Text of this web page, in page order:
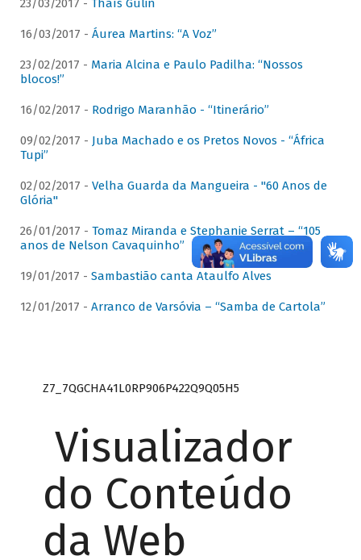
23/03/2017 - Thaís Gulin
16/03/2017 - Áurea Martins: “A Voz”
23/02/2017 - Maria Alcina e Paulo Padilha: “Nossos
blocos!”
16/02/2017 - Rodrigo Maranhão - “Itinerário”
09/02/2017 - Juba Machado e os Pretos Novos - “África
Tupi”
02/02/2017 - Velha Guarda da Mangueira - "60 Anos de
Glória"
26/01/2017 - Tomaz Miranda e Stephanie Serrat – “105
anos de Nelson Cavaquinho”
19/01/2017 - Sambastião canta Ataulfo Alves
12/01/2017 - Arranco de Varsóvia – “Samba de Cartola”
Z7_7QGCHA41L0RP906P422Q9Q05H5
Visualizador
do Conteúdo
da Web